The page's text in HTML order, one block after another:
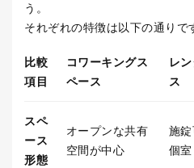
う。
それぞれの特徴は以下の通りで
比較
項目
コワーキングス
ペース
レ
ス
スペ
ース
形態
オープンな共有
空間が中心
施
個室